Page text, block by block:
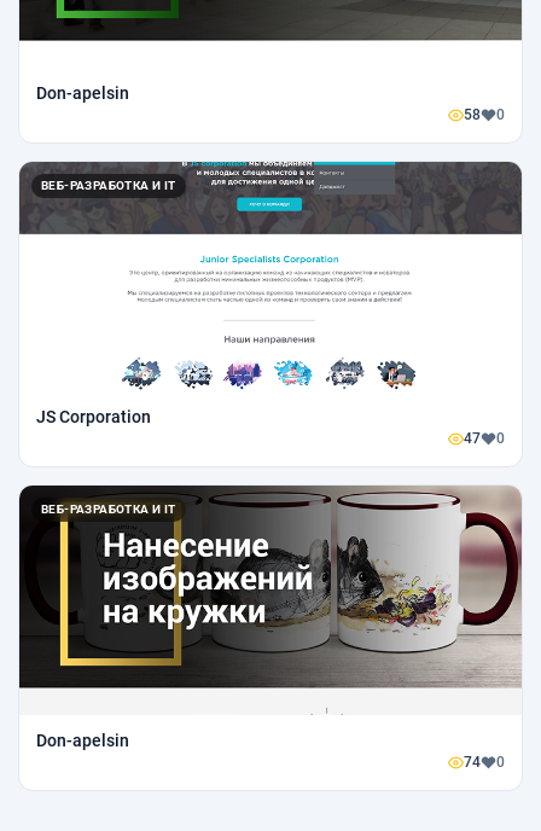
Don-apelsin
58 0
ВЕБ-РАЗРАБОТКА И IT
JS Corporation
47 0
ВЕБ-РАЗРАБОТКА И IT
Don-apelsin
74 0